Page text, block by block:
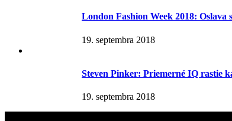
London Fashion Week 2018: Oslava
19. septembra 2018
Steven Pinker: Priemerné IQ rastie
19. septembra 2018